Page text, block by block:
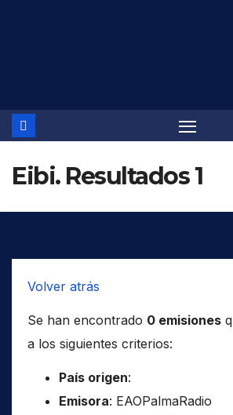
Eibi. Resultados 1
Volver atrás
Se han encontrado 0 emisiones
a los siguientes criterios:
País origen:
Emisora: EAOPalmaRadio